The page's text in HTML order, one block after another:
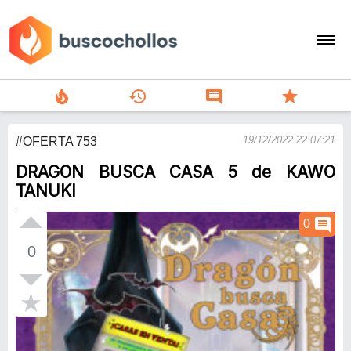
search
person
add
Menu
local_fire_department history comment star
#OFERTA 753 19/12/2022 22:07:21
DRAGON BUSCA CASA 5 de KAWO
TANUKI
0
0 comment